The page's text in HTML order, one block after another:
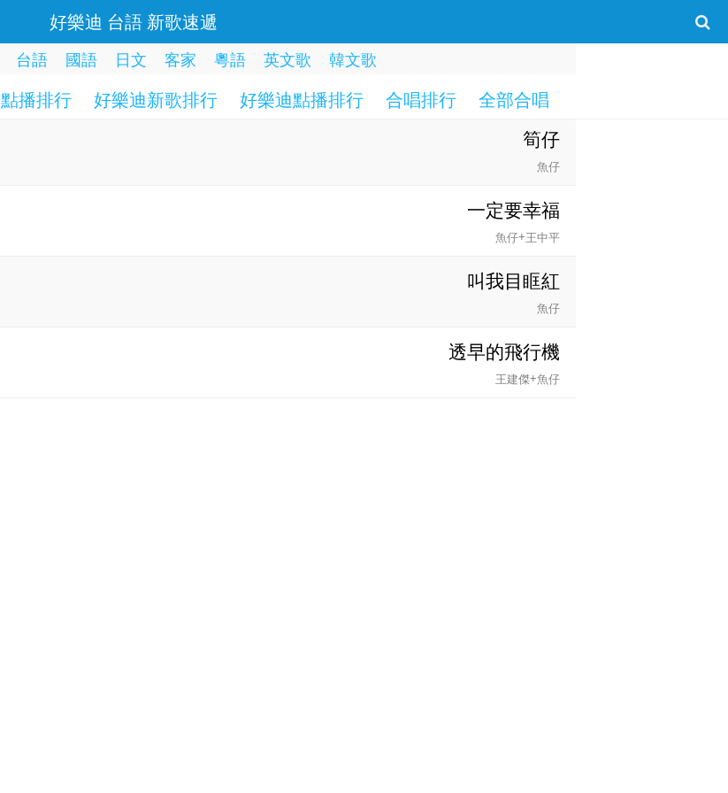
好樂迪 台語 新歌速遞
台語 國語 日文 客家 粵語 英文歌 韓文歌
點播排行 好樂迪新歌排行 好樂迪點播排行 合唱排行 全部合唱
筍仔
魚仔
一定要幸福
魚仔+王中平
叫我目眶紅
魚仔
透早的飛行機
王建傑+魚仔